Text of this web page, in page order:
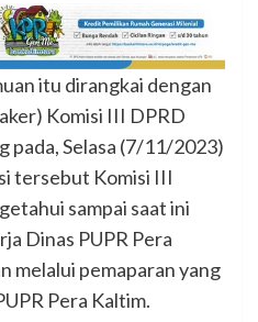
itu dirangkai dengan
Komisi III DPRD
pada, Selasa (7/11/2023)
tersebut Komisi III
sampai saat ini
Dinas PUPR Pera
melalui pemaparan yang
Pera Kaltim.